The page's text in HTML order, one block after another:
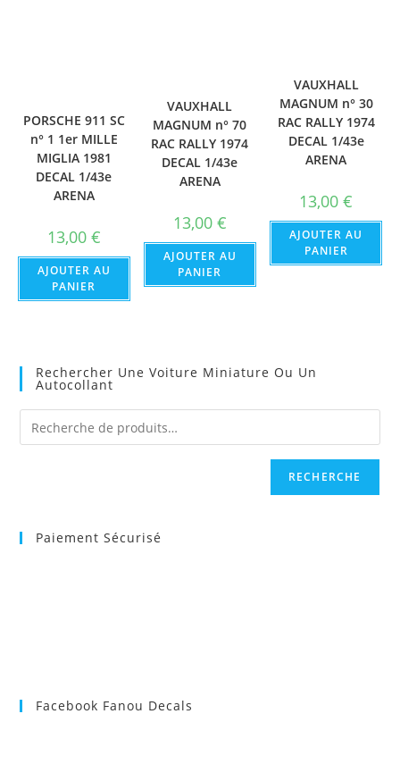
PORSCHE 911 SC
n° 1 1er MILLE
MIGLIA 1981
DECAL 1/43e
ARENA
13,00 €
AJOUTER AU
PANIER
VAUXHALL
MAGNUM n° 70
RAC RALLY 1974
DECAL 1/43e
ARENA
13,00 €
AJOUTER AU
PANIER
VAUXHALL
MAGNUM n° 30
RAC RALLY 1974
DECAL 1/43e
ARENA
13,00€
AJOUTER AU
PANIER
Rechercher Une Voiture Miniature Ou Un
Autocollant
RECHERCHE
Paiement Sécurisé
Facebook Fanou Decals